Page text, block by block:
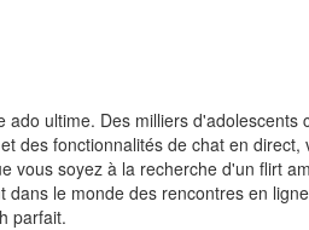
ultime. Des milliers d'adolescents
des fonctionnalités de chat en
vous soyez à la recherche d'un flirt
le monde des rencontres en
parfait.